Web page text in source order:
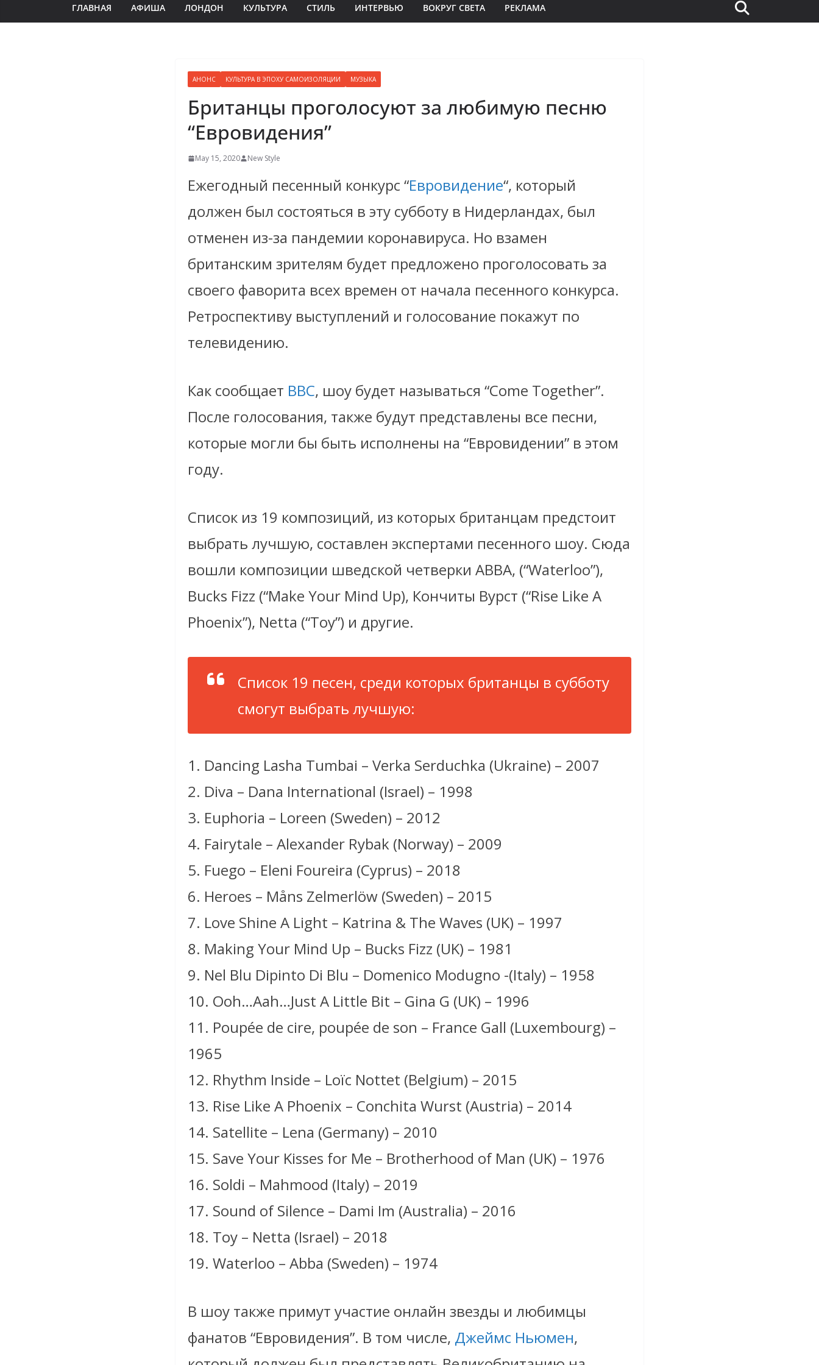
ГЛАВНАЯ АФИША ЛОНДОН КУЛЬТУРА СТИЛЬ ИНТЕРВЬЮ ВОКРУГ СВЕТА РЕКЛАМА
АНОНС КУЛЬТУРА В ЭПОХУ САМОИЗОЛЯЦИИ МУЗЫКА
Британцы проголосуют за любимую песню
“Евровидения”
May 15, 2020 New Style
Ежегодный песенный конкурс “Евровидение“, который
должен был состояться в эту субботу в Нидерландах, был
отменен из-за пандемии коронавируса. Но взамен
британским зрителям будет предложено проголосовать за
своего фаворита всех времен от начала песенного конкурса.
Ретроспективу выступлений и голосование покажут по
телевидению.
Как сообщает BBC, шоу будет называться “Come Together”.
После голосования, также будут представлены все песни,
которые могли бы быть исполнены на “Евровидении” в этом
году.
Список из 19 композиций, из которых британцам предстоит
выбрать лучшую, составлен экспертами песенного шоу. Сюда
вошли композиции шведской четверки ABBA, (“Waterloo”),
Bucks Fizz (“Make Your Mind Up), Кончиты Вурст (“Rise Like A
Phoenix”), Netta (“Toy”) и другие.
Список 19 песен, среди которых британцы в субботу
смогут выбрать лучшую:
1. Dancing Lasha Tumbai – Verka Serduchka (Ukraine) – 2007
2. Diva – Dana International (Israel) – 1998
3. Euphoria – Loreen (Sweden) – 2012
4. Fairytale – Alexander Rybak (Norway) – 2009
5. Fuego – Eleni Foureira (Cyprus) – 2018
6. Heroes – Måns Zelmerlöw (Sweden) – 2015
7. Love Shine A Light – Katrina & The Waves (UK) – 1997
8. Making Your Mind Up – Bucks Fizz (UK) – 1981
9. Nel Blu Dipinto Di Blu – Domenico Modugno -(Italy) – 1958
10. Ooh…Aah…Just A Little Bit – Gina G (UK) – 1996
11. Poupée de cire, poupée de son – France Gall (Luxembourg) –
1965
12. Rhythm Inside – Loïc Nottet (Belgium) – 2015
13. Rise Like A Phoenix – Conchita Wurst (Austria) – 2014
14. Satellite – Lena (Germany) – 2010
15. Save Your Kisses for Me – Brotherhood of Man (UK) – 1976
16. Soldi – Mahmood (Italy) – 2019
17. Sound of Silence – Dami Im (Australia) – 2016
18. Toy – Netta (Israel) – 2018
19. Waterloo – Abba (Sweden) – 1974
В шоу также примут участие онлайн звезды и любимцы
фанатов “Евровидения”. В том числе, Джеймс Ньюмен,